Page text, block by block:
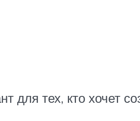
тех, кто хочет